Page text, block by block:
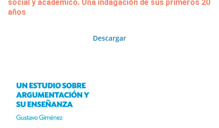
social y académico. Una indagación de sus primeros 20
años
Descargar